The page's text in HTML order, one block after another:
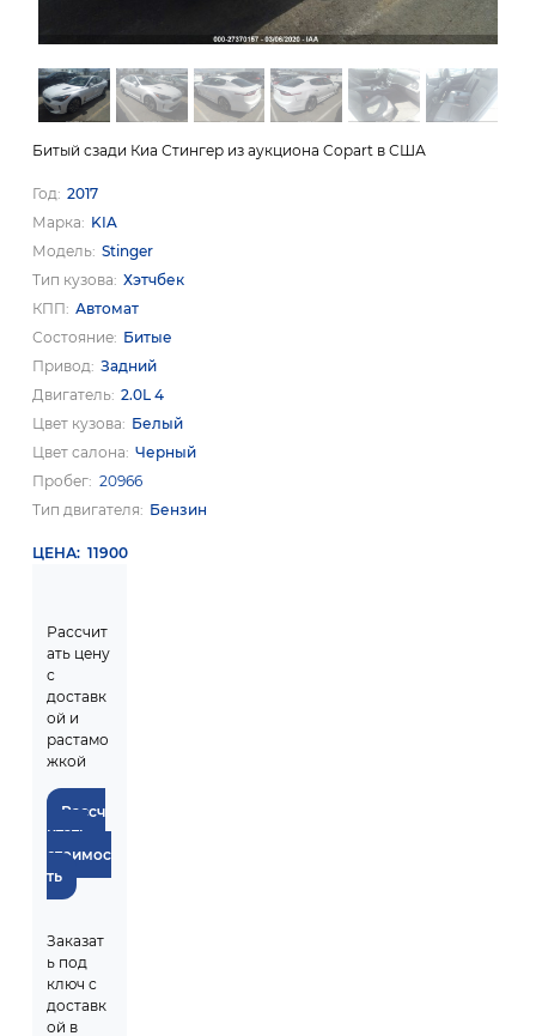
Битый сзади Киа Стингер из аукциона Copart в США
Год 2017
Марка
KIA
Модель Stinger
Тип кузова Хэтчбек
КПП Автомат
Состояние Битые
Привод Задний
Двигатель 2.0L 4
Цвет кузова
Белый
Цвет салона Черный
Пробег 20966
Тип двигателя
Бензин
ЦЕНА 11900
Рассчит
ать цену
с
доставк
ой и
растамо
жкой
Рассч
итать
стоимос
ть
Заказат
ь под
ключ с
доставк
ой в